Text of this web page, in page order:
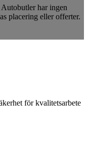
har ingen
placering eller offerter.
för kvalitetsarbete